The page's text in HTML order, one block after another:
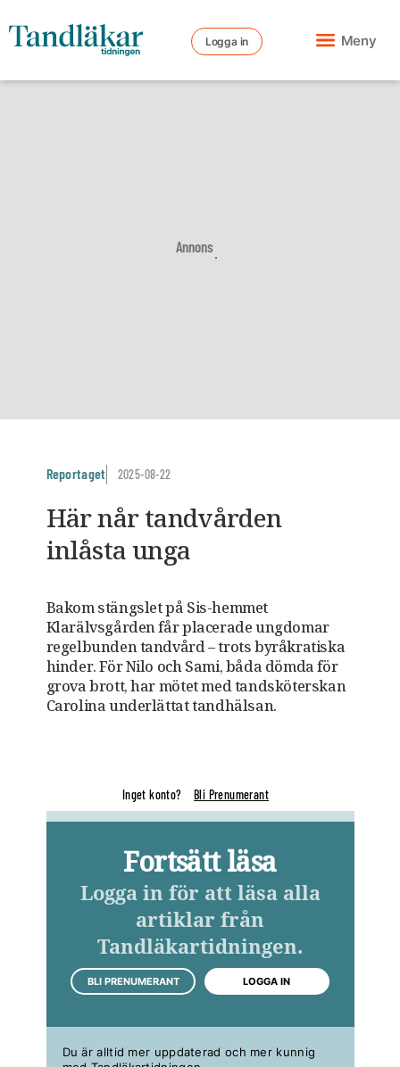
Logga in Meny
Annons
Reportaget 2025-08-22
Här når ­tandvården
inlåsta unga
Bakom stängslet på Sis-hemmet
Klarälvsgården får placerade ungdomar
regelbunden tandvård – trots byråkratiska
hinder. För Nilo och Sami, båda dömda för
grova brott, har mötet med tandsköterskan
­Carolina underlättat tandhälsan.
Inget konto? Bli Prenumerant
Fortsätt läsa
Logga in för att läsa alla
artiklar från
Tandläkartidningen.
BLI PRENUMERANT LOGGA IN
Du är alltid mer uppdaterad och mer kunnig